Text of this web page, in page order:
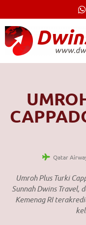
konten
Qatar
Umroh Plus Turki
Sunnah Dwins Travel,
Kemenag RI